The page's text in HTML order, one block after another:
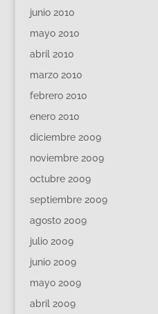
junio 2010
mayo 2010
abril 2010
marzo 2010
febrero 2010
enero 2010
diciembre 2009
noviembre 2009
octubre 2009
septiembre 2009
agosto 2009
julio 2009
junio 2009
mayo 2009
abril 2009